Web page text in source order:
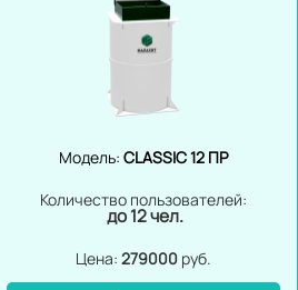
Модель: CLASSIC 12 ПР
Количество пользователей:
до 12 чел.
Цена: 279000 руб.